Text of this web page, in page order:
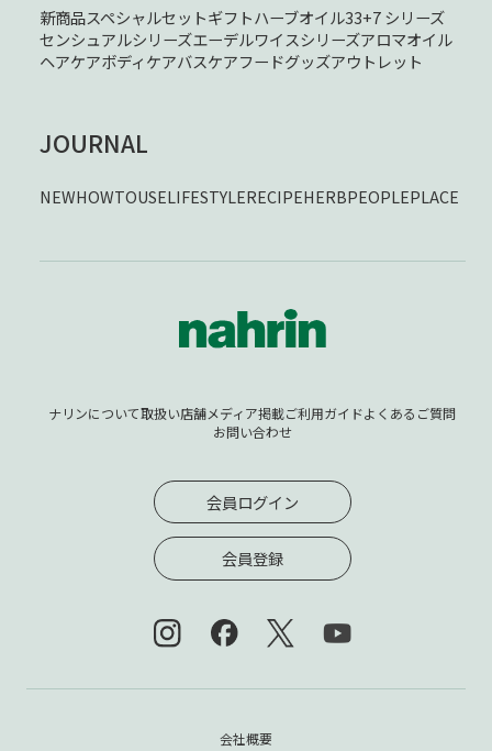
新商品スペシャルセットギフトハーブオイル33+7 シリーズ
センシュアルシリーズエーデルワイスシリーズアロマオイル
ヘアケアボディケアバスケアフードグッズアウトレット
JOURNAL
NEWHOWTOUSELIFESTYLERECIPEHERBPEOPLEPLACE
ナリンについて取扱い店舗メディア掲載ご利用ガイドよくあるご質問
お問い合わせ
会員ログイン
会員登録
会社概要